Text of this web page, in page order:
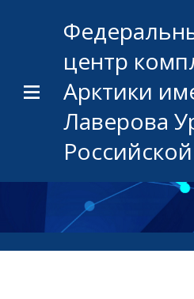
центр
Арктики
Лаверова